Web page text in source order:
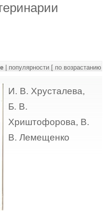
| популярности [ по возрастанию
И. В. Хрусталева,
Б. В.
Хриштофорова, В.
В. Лемещенко